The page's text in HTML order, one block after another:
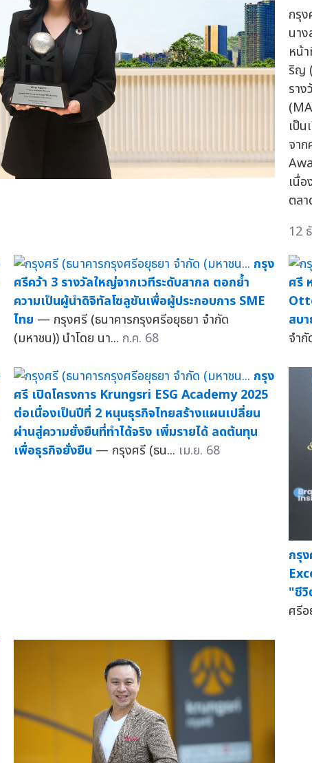
กรุ
นา
หน้
ริญ
รา
เป็
จา
เนื่
ตล
12
กรุง
ศรีคว้า 3 รางวัลใหญ่จากเวทีระดับสากล ตอกย้ำ
ความเป็นผู้นำดิจิทัลโซลูชันเพื่อผู้ประกอบการ SME
ไทย — กรุงศรี (ธนาคารกรุงศรีอยุธยา จำกัด
(มหาชน)) นำโดย นา... ก.ค. 68
ศรี
สบ
จำ
กรุง
ศรี เปิดโครงการ Krungsri ESG Academy 2025
ต่อเนื่องเป็นปีที่ 2 หนุนธุรกิจไทยสร้างแผนเปลี่ยน
ผ่านสู่ความยั่งยืนที่ทำได้จริง เพิ่มรายได้ ลดต้นทุน
เพื่อธุรกิจยั่งยืน — กรุงศรี (ธน... เม.ย. 68
กรุ
"ชีวิ
ศรี